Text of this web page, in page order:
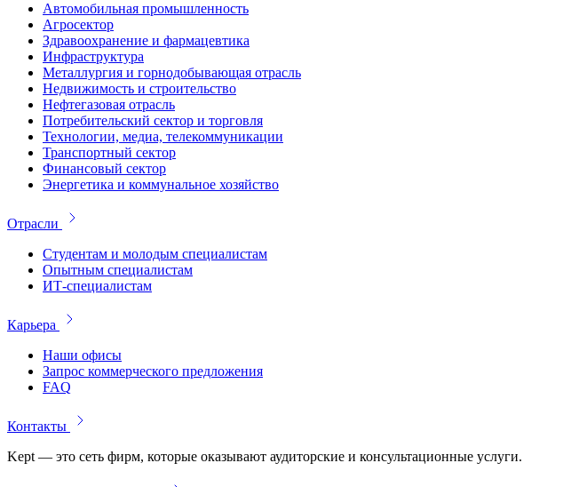
Автомобильная промышленность
Агросектор
Здравоохранение и фармацевтика
Инфраструктура
Металлургия и горнодобывающая отрасль
Недвижимость и строительство
Нефтегазовая отрасль
Потребительский сектор и торговля
Технологии, медиа, телекоммуникации
Транспортный сектор
Финансовый сектор
Энергетика и коммунальное хозяйство
Отрасли
Студентам и молодым специалистам
Опытным специалистам
ИТ-специалистам
Карьера
Наши офисы
Запрос коммерческого предложения
FAQ
Контакты
Kept — это сеть фирм, которые оказывают аудиторские и консультационные услуги.